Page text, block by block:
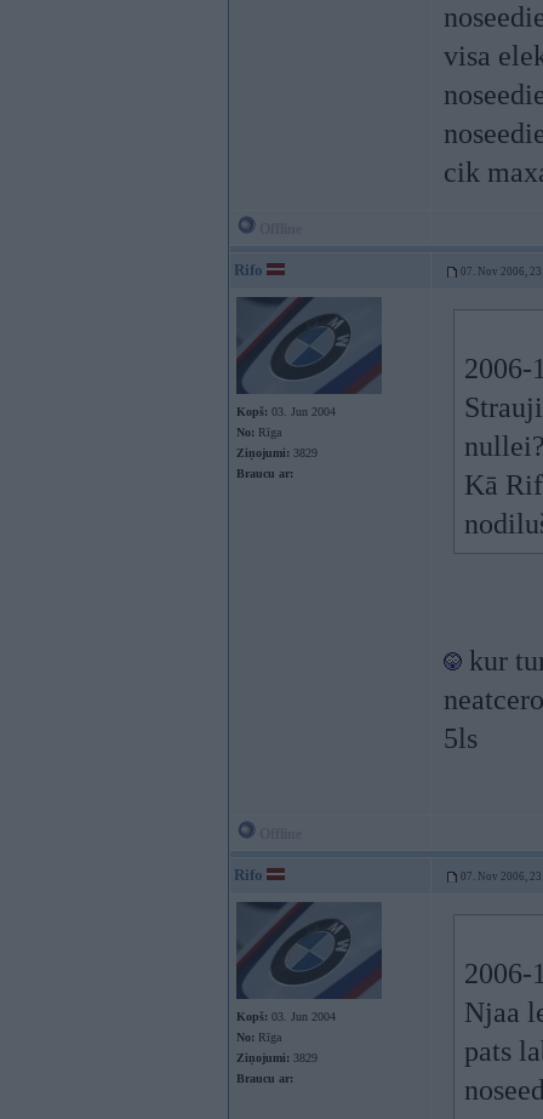
visa
cik
Rifo 07. Nov 2006,
Kopš: 03. Jun 2004
No: Rīga
Ziņojumi: 3829
Braucu ar:
2006-
Kā
kur
5ls
Rifo 07. Nov 2006,
Kopš: 03. Jun 2004
No: Rīga
Ziņojumi: 3829
Braucu ar:
2006-
Njaa
pats